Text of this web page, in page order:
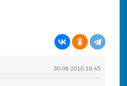
30.08.2010 18:45